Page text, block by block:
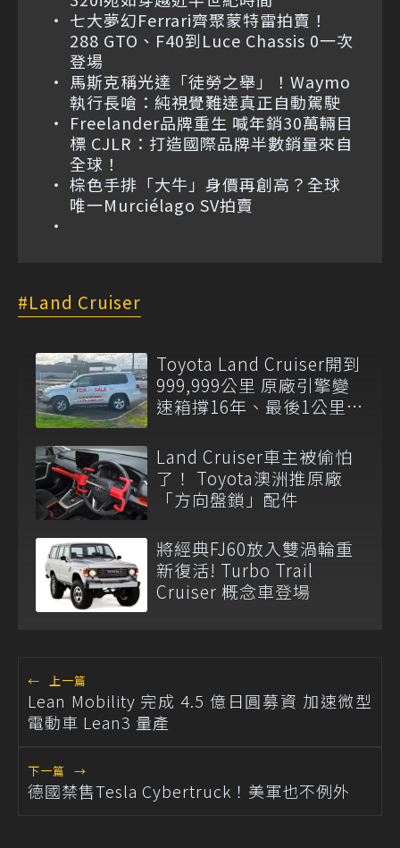
七大夢幻Ferrari齊聚蒙特雷拍賣！
288 GTO、F40到Luce Chassis 0一次
登場
馬斯克稱光達「徒勞之舉」！Waymo
執行長嗆：純視覺難達真正自動駕駛
Freelander品牌重生 喊年銷30萬輛目
標 CJLR：打造國際品牌半數銷量來自
全球！
棕色手排「大牛」身價再創高？全球
唯一Murciélago SV拍賣
Land Cruiser
Toyota Land Cruiser開到
999,999公里 原廠引擎變
速箱撐16年、最後1公里留
Land Cruiser車主被偷怕
了！ Toyota澳洲推原廠
「方向盤鎖」配件
將經典FJ60放入雙渦輪重
新復活! Turbo Trail
Cruiser 概念車登場
← 上一篇
Lean Mobility 完成 4.5 億日圓募資 加速微型
電動車 Lean3 量產
下一篇 →
德國禁售Tesla Cybertruck！美軍也不例外